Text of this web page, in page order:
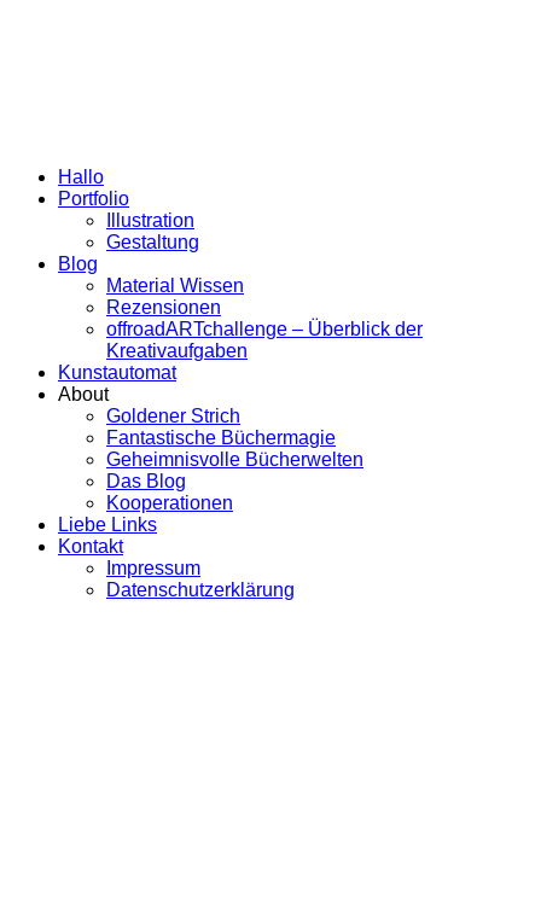
Hallo
Portfolio
Illustration
Gestaltung
Blog
Material Wissen
Rezensionen
offroadARTchallenge – Überblick der
Kreativaufgaben
Kunstautomat
About
Goldener Strich
Fantastische Büchermagie
Geheimnisvolle Bücherwelten
Das Blog
Kooperationen
Liebe Links
Kontakt
Impressum
Datenschutzerklärung